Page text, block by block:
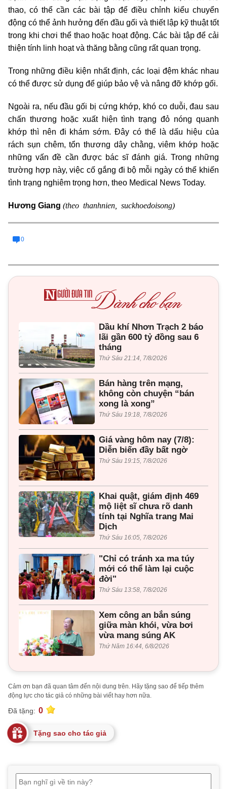
thao, có thể cần các bài tập để điều chỉnh kiểu chuyển
động có thể ảnh hưởng đến đầu gối và thiết lập kỹ thuật tốt
trong khi chơi thể thao hoặc hoạt động. Các bài tập để cải
thiện tính linh hoạt và thăng bằng cũng rất quan trọng.
Trong những điều kiện nhất định, các loại đệm khác nhau
có thể được sử dụng để giúp bảo vệ và nâng đỡ khớp gối.
Ngoài ra, nếu đầu gối bị cứng khớp, khó co duỗi, đau sau
chấn thương hoặc xuất hiện tình trạng đỏ nóng quanh
khớp thì nên đi khám sớm. Đây có thể là dấu hiệu của
rách sụn chêm, tổn thương dây chằng, viêm khớp hoặc
những vấn đề cần được bác sĩ đánh giá. Trong những
trường hợp này, việc cố gắng đi bộ mỗi ngày có thể khiến
tình trạng nghiêm trọng hơn, theo Medical News Today.
Hương Giang (theo thanhnien, suckhoedoisong)
0
Dầu khí Nhơn Trạch 2 báo
lãi gần 600 tỷ đồng sau 6
tháng
Thứ Sáu 21:14, 7/8/2026
Bán hàng trên mạng,
không còn chuyện “bán
xong là xong”
Thứ Sáu 19:18, 7/8/2026
Giá vàng hôm nay (7/8):
Diễn biến đầy bất ngờ
Thứ Sáu 19:15, 7/8/2026
Khai quật, giám định 469
mộ liệt sĩ chưa rõ danh
tính tại Nghĩa trang Mai
Dịch
Thứ Sáu 16:05, 7/8/2026
"Chỉ có tránh xa ma túy
mới có thể làm lại cuộc
đời"
Thứ Sáu 13:58, 7/8/2026
Xem công an bắn súng
giữa màn khói, vừa bơi
vừa mang súng AK
Thứ Năm 16:44, 6/8/2026
Cảm ơn bạn đã quan tâm đến nội dung trên. Hãy tặng sao để tiếp thêm
động lực cho tác giả có những bài viết hay hơn nữa.
Đã tặng: 0
Tặng sao cho tác giả